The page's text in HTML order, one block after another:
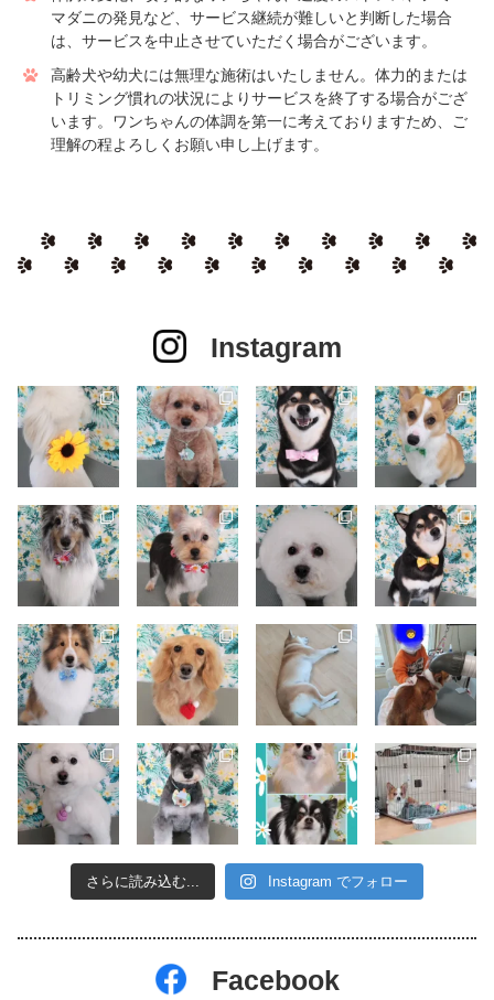
マダニの発見など、サービス継続が難しいと判断した場合
は、サービスを中止させていただく場合がございます。
高齢犬や幼犬には無理な施術はいたしません。体力的または
トリミング慣れの状況によりサービスを終了する場合がござ
います。ワンちゃんの体調を第一に考えておりますため、ご
理解の程よろしくお願い申し上げます。
Instagram
さらに読み込む... Instagram でフォロー
Facebook